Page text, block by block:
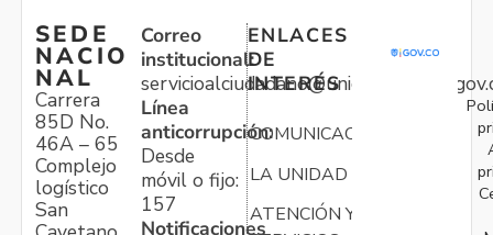
SEDE
NACIO
NAL
Carrera
85D No.
46A – 65
Complejo
logístico
San
Correo
institucional:
Línea
anticorrupción:
Desde
móvil o fijo:
157
Notificaciones
ENLACES
DE
INTERÉS
COMUNICACIONES
LA UNIDAD
ATENCIÓN Y